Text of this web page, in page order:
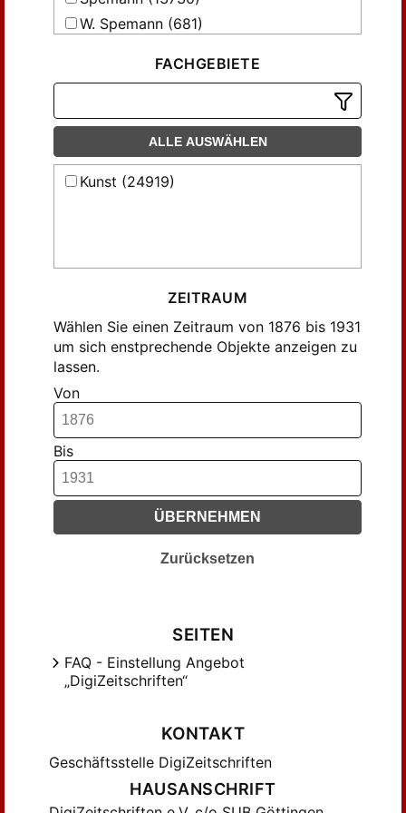
Fabriczy, C. von (418)
Frankerburger, Max (55)
Friedländer (192)
Frimmel, Th. (62)
Gebhardt, Carl (43)
Geyer, Christian (47)
Gr., G. (115)
Graf, Hugo (89)
Gronau, Georg (89)
Guyer, S. (77)
Gümbel, Alb. (42)
Gümbel, Albert (639)
Habicht, V. C. (94)
Haendcke, Berthold (168)
Haseloff, Arthur (78)
Hedicke, Robert (40)
Hell, Hans (85)
Justi, Ludwig (149)
Kalkoff, Paul (50)
Kautzsch, Rudolf (45)
Kern, Joseph (43)
W. Spemann (681)
FACHGEBIETE
ALLE AUSWÄHLEN
Kunst (24919)
ZEITRAUM
Wählen Sie einen Zeitraum von 1876 bis 1931
um sich enstprechende Objekte anzeigen zu
lassen.
Von
Bis
ÜBERNEHMEN
Zurücksetzen
SEITEN
FAQ - Einstellung Angebot
„DigiZeitschriften“
KONTAKT
Geschäftsstelle DigiZeitschriften
HAUSANSCHRIFT